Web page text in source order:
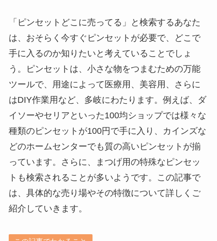
「ピンセットどこに売ってる」と検索するあなた
は、おそらく今すぐピンセットが必要で、どこで
手に入るのか知りたいと考えていることでしょ
う。ピンセットは、小さな物をつまむための万能
ツールで、用途によって医療用、美容用、さらに
はDIY作業用など、多岐にわたります。例えば、ダ
イソーやセリアといった100均ショップでは様々な
種類のピンセットが100円で手に入り、カインズな
どのホームセンターでも質の高いピンセットが揃
っています。さらに、まつげ用の特殊なピンセッ
トも検索されることが多いようです。この記事で
は、具体的な売り場やその特徴について詳しくご
紹介していきます。